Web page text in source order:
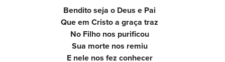
Bendito seja o Deus e Pai
Que em Cristo a graça traz
No Filho nos purificou
Sua morte nos remiu
E nele nos fez conhecer